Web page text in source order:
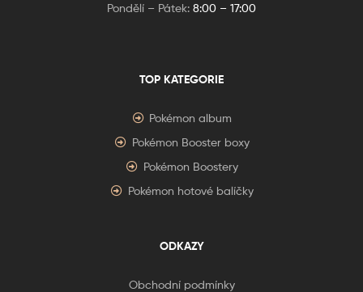
Pondělí – Pátek: 8:00 – 17:00
TOP KATEGORIE
Pokémon album
Pokémon Booster boxy
Pokémon Boostery
Pokémon hotové balíčky
ODKAZY
Obchodní podmínky